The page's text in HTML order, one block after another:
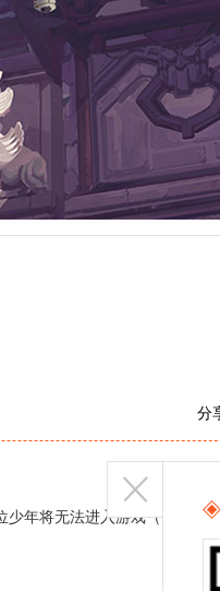
分
少年将无法进入游戏（停服时